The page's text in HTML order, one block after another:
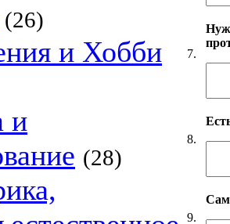
(26)
и Хобби
и
(28)
7.
8.
9.